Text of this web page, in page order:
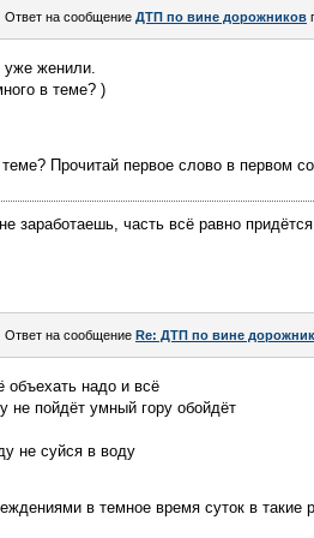
Ответ на сообщение ДТП по вине дорожников
уже женили.
в теме? )
Прочитай первое слово в первом
заработаешь, часть всё равно
Ответ на сообщение Re: ДТП по вине
объехать надо и всё
не пойдёт умный гору обойдёт
не суйся в воду
в темное время суток в